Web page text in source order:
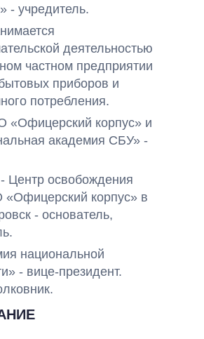
- учредитель.
деятельностью
частном предприятии
приборов и
потребления.
«Офицерский корпус» и
академия СБУ» -
Центр освобождения
корпус» в
- основатель,
национальной
- вице-президент.